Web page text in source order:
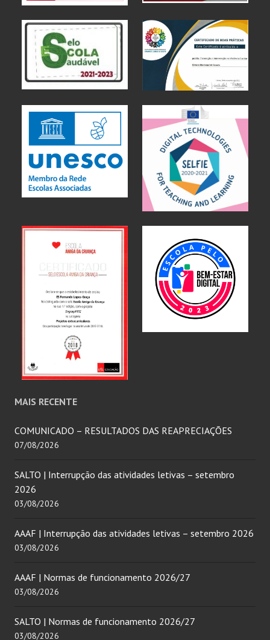
MAIS RECENTE
COMUNICADO – RESULTADOS DAS REAPRECIAÇÕES
07/08/2026
SALTO | Interrupção das atividades letivas – setembro
2026
03/08/2026
AAAF | Interrupção das atividades letivas – setembro 2026
03/08/2026
AAAF | Normas de funcionamento 2026/27
03/08/2026
SALTO | Normas de funcionamento 2026/27
03/08/2026